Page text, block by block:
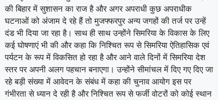
की बिहार में सुशासन का राज है और अगर अपराधी कुछ अपराधीक
घटनाओं को अंजाम दे रहे हैं तो मुजफ्फरपुर अन्य जगहों की तर्ज पर उन्हें
दंड भी दिया जा रहा है। साथ ही साथ उन्होंने सिमरिया के विकास के लिए
कई घोषणाएं भी की और कहा कि निश्चित रूप से सिमरिया ऐतिहासिक एवं
पर्यटन के रूप में विकसित हो रहा है और आने वाले दिनों में सिमरिया देश
स्तर पर अपनी अलग पहचान बनाएगा। उन्होंने सीमांचल में दिए गए दिए जा
रहे बड़ी संख्या में आवेदन के संबंध में कहा की चुनाव आयोग इस पर
गंभीरता से ध्यान दे रही है और निश्चित रूप से फर्जी वोटरों को कोई स्थान